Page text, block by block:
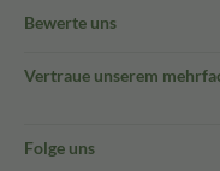
Bewerte uns
Vertraue unserem
Folge uns